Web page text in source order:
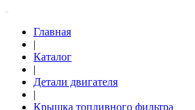
Главная
|
Каталог
|
Детали двигателя
|
Крышка топливного фильтра